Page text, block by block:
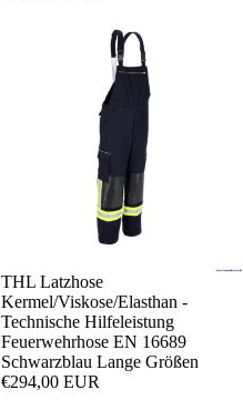
THL Latzhose
Kermel/Viskose/Elasthan -
Technische Hilfeleistung
Feuerwehrhose EN 16689
Schwarzblau Lange Größen
€294,00 EUR